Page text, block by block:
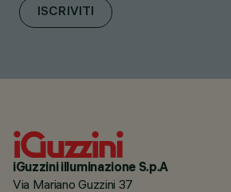
ISCRIVITI
iGuzzini illuminazione S.p.A
Via Mariano Guzzini 37